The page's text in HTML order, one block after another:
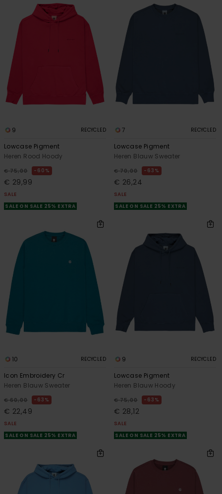
9 RECYCLED
Lowcase Pigment
Heren Rood Hoody
€ 75,00 60%
€ 29,99
SALE
SALE ON SALE 25% EXTRA
7 RECYCLED
Lowcase Pigment
Heren Blauw Sweater
€ 70,00 63%
€ 26,24
SALE
SALE ON SALE 25% EXTRA
10 RECYCLED
Icon Embroidery Cr
Heren Blauw Sweater
€ 60,00 63%
€ 22,49
SALE
SALE ON SALE 25% EXTRA
9 RECYCLED
Lowcase Pigment
Heren Blauw Hoody
€ 75,00 63%
€ 28,12
SALE
SALE ON SALE 25% EXTRA